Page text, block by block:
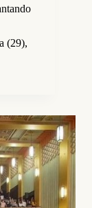
(29),